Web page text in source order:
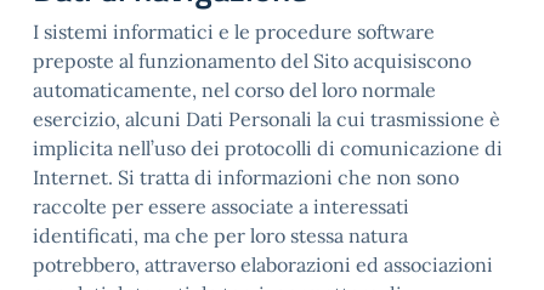
I sistemi informatici e le procedure software
preposte al funzionamento del Sito acquisiscono
automaticamente, nel corso del loro normale
esercizio, alcuni Dati Personali la cui trasmissione è
implicita nell’uso dei protocolli di comunicazione di
Internet. Si tratta di informazioni che non sono
raccolte per essere associate a interessati
identificati, ma che per loro stessa natura
potrebbero, attraverso elaborazioni ed associazioni